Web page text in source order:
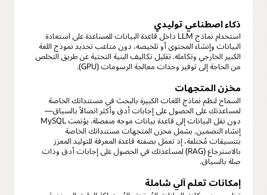
ذكاء اصطناعي توليدي
استخدام نماذج LLM داخل قاعدة البيانات للمساعدة على استعادة
البيانات وإنشاء المحتوى أو تلخيصه، دون متاعب تحديد نموذج اللغة
الكبير الخارجي وتكامله. تقليل تكاليف البنية التحتية عن طريق التخلص
من الحاجة إلى توفير وحدات معالجة الرسومات (GPU).
مخزن المتجهات
السماح لنظم نماذج اللغات الكبيرة بالبحث في مستنداتك الخاصة
لمساعدتك على الحصول على إجابات أدق وأكثر اتصالاً بالسياق—
دون نقل البيانات إلى قاعدة بيانات موجه منفصلة. يؤتمت MySQL
إنشاء التضمين. يشمل مخزن المتجهات مستنداتك الخاصة
بتنسيقات مُختلفة، إذ تعمل بصفته قاعدة المعرفة للتوليد المعزز
بالاسترجاع (RAG) لمساعدتك في الحصول على إجابات أدق وذات
صلة بالسياق.
إمكانات تعلم آلي شاملة